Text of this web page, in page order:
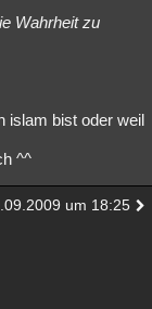
Wahrheit zu
islam bist oder weil
^^
um 18:25